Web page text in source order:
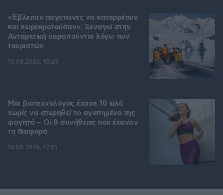
«Έβλεπαν παγετώνες να καταρρέουν
και χειροκροτούσαν»: Ξεναγοί στην
Ανταρκτική παραιτούνται λόγω των
τουριστών
10.08.2026, 10:23
Μια βιοτεχνολόγος έχασε 10 κιλά
χωρίς να στερηθεί το αγαπημένο της
φαγητό – Οι 8 συνήθειες που έκαναν
τη διαφορά
10.08.2026, 12:01